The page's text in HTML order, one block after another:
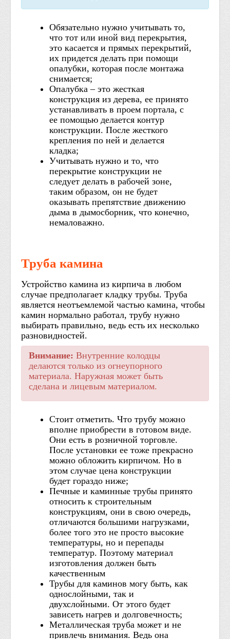
Обязательно нужно учитывать то,
что тот или иной вид перекрытия,
это касается и прямых перекрытий,
их придется делать при помощи
опалубки, которая после монтажа
снимается;
Опалубка – это жесткая
конструкция из дерева, ее принято
устанавливать в проем портала, с
ее помощью делается контур
конструкции. После жесткого
крепления по ней и делается
кладка;
Учитывать нужно и то, что
перекрытие конструкции не
следует делать в рабочей зоне,
таким образом, он не будет
оказывать препятствие движению
дыма в дымосборник, что конечно,
немаловажно.
Труба камина
Устройство камина из кирпича в любом
случае предполагает кладку трубы. Труба
является неотъемлемой частью камина, чтобы
камин нормально работал, трубу нужно
выбирать правильно, ведь есть их несколько
разновидностей.
Внимание: Внутренние колодцы
делаются только из огнеупорного
материала. Наружная может быть
сделана и лицевым материалом.
Стоит отметить. Что трубу можно
вполне приобрести в готовом виде.
Они есть в розничной торговле.
После установки ее тоже прекрасно
можно обложить кирпичом. Но в
этом случае цена конструкции
будет гораздо ниже;
Печные и каминные трубы принято
относить к строительным
конструкциям, они в свою очередь,
отличаются большими нагрузками,
более того это не просто высокие
температуры, но и перепады
температур. Поэтому материал
изготовления должен быть
качественным
Трубы для каминов могу быть, как
однослойными, так и
двухслойными. От этого будет
зависеть нагрев и долговечность;
Металлическая труба может и не
привлечь внимания. Ведь она